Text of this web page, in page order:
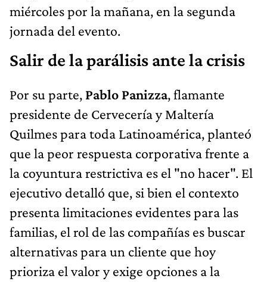
miércoles por la mañana, en la segunda
jornada del evento.
Salir de la parálisis ante la crisis
Por su parte, Pablo Panizza, flamante
presidente de Cervecería y Maltería
Quilmes para toda Latinoamérica, planteó
que la peor respuesta corporativa frente a
la coyuntura restrictiva es el "no hacer". El
ejecutivo detalló que, si bien el contexto
presenta limitaciones evidentes para las
familias, el rol de las compañías es buscar
alternativas para un cliente que hoy
prioriza el valor y exige opciones a la